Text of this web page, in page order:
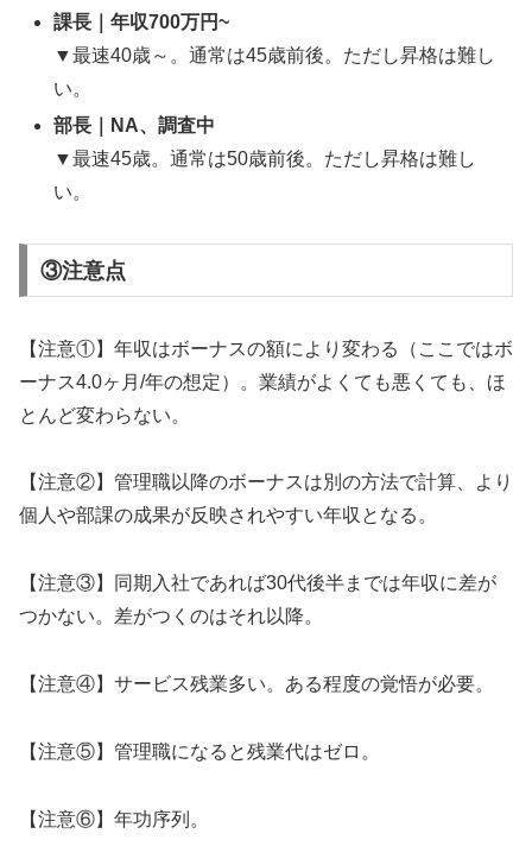
課長｜年収700万円~
▼最速40歳～。通常は45歳前後。ただし昇格は難し
い。
部長｜NA、調査中
▼最速45歳。通常は50歳前後。ただし昇格は難し
い。
③注意点
【注意①】年収はボーナスの額により変わる（ここではボ
ーナス4.0ヶ月/年の想定）。業績がよくても悪くても、ほ
とんど変わらない。
【注意②】管理職以降のボーナスは別の方法で計算、より
個人や部課の成果が反映されやすい年収となる。
【注意③】同期入社であれば30代後半までは年収に差が
つかない。差がつくのはそれ以降。
【注意④】サービス残業多い。ある程度の覚悟が必要。
【注意⑤】管理職になると残業代はゼロ。
【注意⑥】年功序列。